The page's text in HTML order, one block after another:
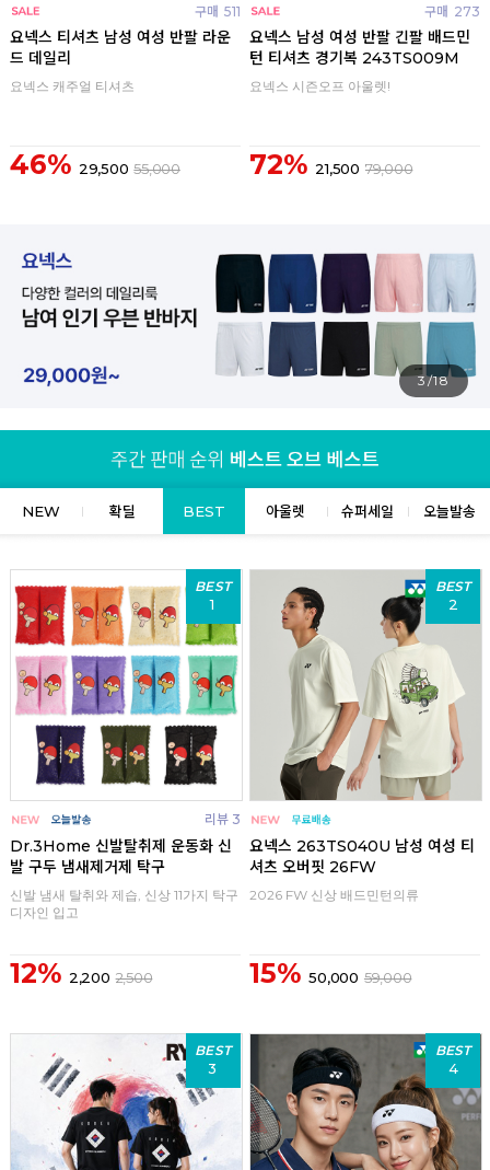
구매 511
요넥스 티셔츠 남성 여성 반팔 라운
드 데일리
요넥스 캐주얼 티셔츠
46% 29,500 55,000
구매 273
요넥스 남성 여성 반팔 긴팔 배드민
턴 티셔츠 경기복 243TS009M
요넥스 시즌오프 아울렛!
72% 21,500 79,000
4/18
NEW 확딜 BEST 아울렛 슈퍼세일 오늘발송
BEST
1
리뷰 3
Dr.3Home 신발탈취제 운동화 신
발 구두 냄새제거제 탁구
신발 냄새 탈취와 제습, 신상 11가지 탁구
디자인 입고
12% 2,200 2,500
BEST
2
요넥스 263TS040U 남성 여성 티
셔츠 오버핏 26FW
2026 FW 신상 배드민턴의류
15% 50,000 59,000
BEST
3
BEST
4